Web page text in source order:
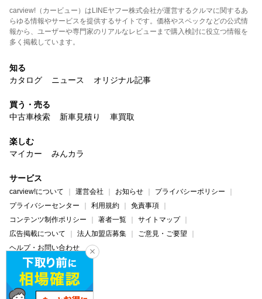
carview!（カービュー）はLINEヤフー株式会社が運営するクルマに関するあ
らゆる情報やサービスを提供するサイトです。価格やスペックなどの公式情
報から、ユーザーや専門家のリアルなレビューまで購入検討に役立つ情報を
多く掲載しています。
知る
カタログ
ニュース オリジナル記事
買う・売る
中古車検索
新車見積り 車買取
楽しむ
マイカー
みんカラ
サービス
carview!について 運営会社 お知らせ
プライバシーポリシー
プライバシーセンター
利用規約
免責事項
コンテンツ制作ポリシー
著者一覧
サイトマップ
広告掲載について
法人加盟店募集
ご意見・ご要望
ヘルプ・お問い合わせ
carview! Yahoo! JAPAN